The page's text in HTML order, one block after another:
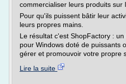
commercialiser leurs produits sur
Pour qu'ils puissent bâtir leur
leurs propres mains.
Le résultat c'est ShopFactory :
pour Windows doté de puissants
gérer et promouvoir votre propre
Lire la suite